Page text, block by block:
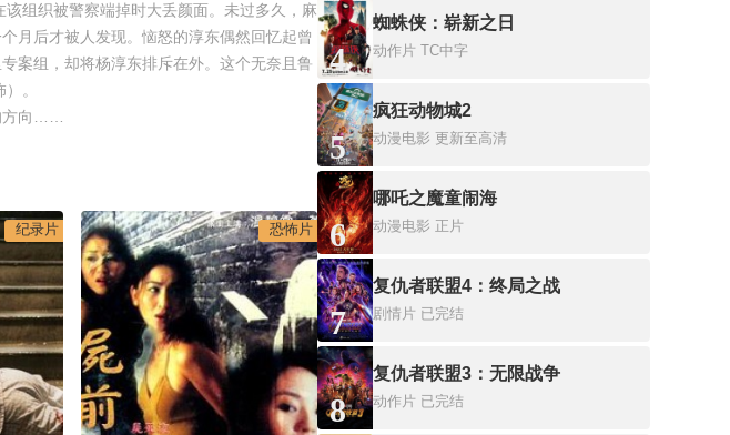
组织被警察端掉时大丢颜面。未过多久，麻
月后才被人发现。恼怒的淳东偶然回忆起曾
案组，却将杨淳东排斥在外。这个无奈且鲁
。
方向……
纪录片 恐怖片
4
蜘蛛侠：崭新之日
动作片 TC中字
5
疯狂动物城2
动漫电影 更新至高清
6
哪吒之魔童闹海
动漫电影 正片
7
复仇者联盟4：终局之战
剧情片 已完结
8
复仇者联盟3：无限战争
动作片 已完结